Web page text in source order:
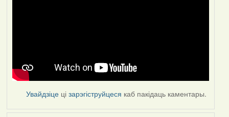
Увайдзіце цізарэгіструйцеся каб пакідаць каментары.